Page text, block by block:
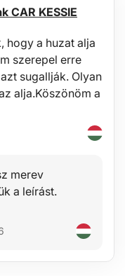
használatát széles
között, és jelentős
terét a folyadékok (víz,
az akkumulátorok
CAR KESSIE
hogy a huzat alja
szerepel erre
sugallják. Olyan
alja.Köszönöm a
merev
a leírást.